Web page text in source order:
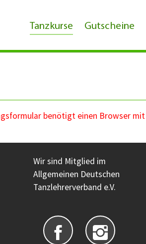
Tanzkurse Gutscheine
benötigt einen Browser
Wir sind Mitglied im
Allgemeinen Deutschen
Tanzlehrerverband e.V.